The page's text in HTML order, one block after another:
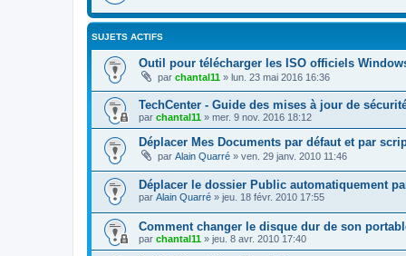
SUJETS ACTIFS
Outil pour télécharger les ISO officiels
par chantal11 » lun. 23 mai 2016 16:36
TechCenter - Guide des mises à jour de
par chantal11 » mer. 9 nov. 2016 18:12
Déplacer Mes Documents par défaut et par
par Alain Quarré » ven. 29 janv. 2010 11:46
Déplacer le dossier Public automatiquement
par Alain Quarré » jeu. 18 févr. 2010 17:55
Comment changer le disque dur de son
par chantal11 » jeu. 8 avr. 2010 17:40